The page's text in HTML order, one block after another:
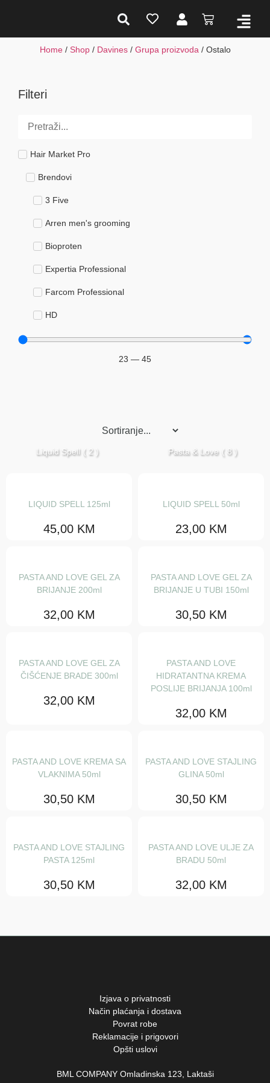
Home/ Shop/ Davines/ Grupa proizvoda / Ostalo
Filteri
Hair Market Pro
Brendovi
3 Five
Arren men's grooming
Bioproten
Expertia Professional
Farcom Professional
HD
Keyra
Hidrogeni
Njega kose
Šamponi
Serumi i fluidi
Ulja za njegu
Gelovi
Kreme i paste
Kristali
Pjene
Proizvodi za volumen kose
Sjaj i šljokice
OI
More inside
23 — 45
Liquid Spell ( 2 ) Pasta & Love ( 8 )
LIQUID SPELL 125ml
45,00 KM
LIQUID SPELL 50ml
23,00 KM
PASTA AND LOVE GEL ZA
BRIJANJE 200ml
32,00 KM
PASTA AND LOVE GEL ZA
BRIJANJE U TUBI 150ml
30,50 KM
PASTA AND LOVE GEL ZA
ČIŠĆENJE BRADE 300ml
32,00 KM
PASTA AND LOVE
HIDRATANTNA KREMA
POSLIJE BRIJANJA 100ml
32,00 KM
PASTA AND LOVE KREMA SA
VLAKNIMA 50ml
30,50 KM
PASTA AND LOVE STAJLING
GLINA 50ml
30,50 KM
PASTA AND LOVE STAJLING
PASTA 125ml
30,50 KM
PASTA AND LOVE ULJE ZA
BRADU 50ml
32,00 KM
Izjava o privatnosti
Način plaćanja i dostava
Povrat robe
Reklamacije i prigovori
Opšti uslovi
BML COMPANY Omladinska 123, Laktaši